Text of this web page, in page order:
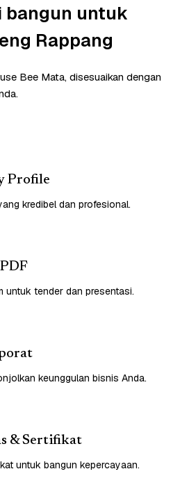
bangun untuk
Rappang
Bee Mata, disesuaikan dengan
Profile
kredibel dan profesional.
untuk tender dan presentasi.
keunggulan bisnis Anda.
& Sertifikat
untuk bangun kepercayaan.